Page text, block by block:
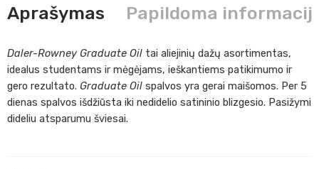
Aprašymas Papildoma
Daler-Rowney Graduate Oil tai aliejinių dažų asortimentas,
idealus studentams ir mėgėjams, ieškantiems patikimumo ir
gero rezultato. Graduate Oil spalvos yra gerai maišomos. Per 5
dienas spalvos išdžiūsta iki nedidelio satininio blizgesio. Pasižymi
dideliu atsparumu šviesai.